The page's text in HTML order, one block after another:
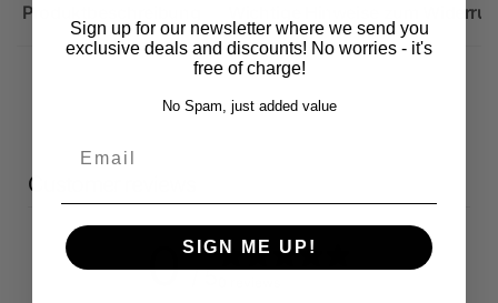
Produktbeschreibung Wichtige Hinweise zum
Customer reviews
0 / 5
Sign up for our newsletter where we send you
exclusive deals and discounts! No worries - it's
free of charge!
No Spam, just added value
SIGN ME UP!